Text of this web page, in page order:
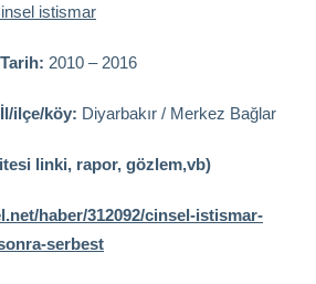
istismar
2010 – 2016
ilçe/köy: Diyarbakır / Merkez Bağlar
linki, rapor, gözlem,vb)
haber/312092/cinsel-istismar-
serbest